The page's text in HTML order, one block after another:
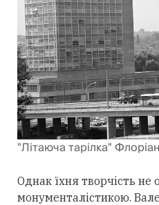
"Літаюча тарілка"
Однак їхня творчість
монументалістикою.